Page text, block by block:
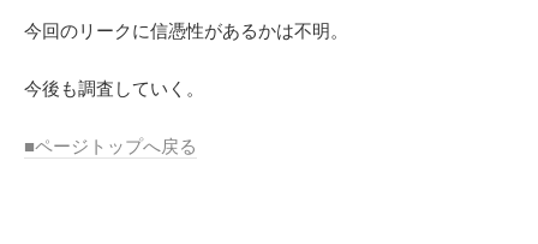
今回のリークに信憑性があるかは不明。
今後も調査していく。
■ページトップへ戻る